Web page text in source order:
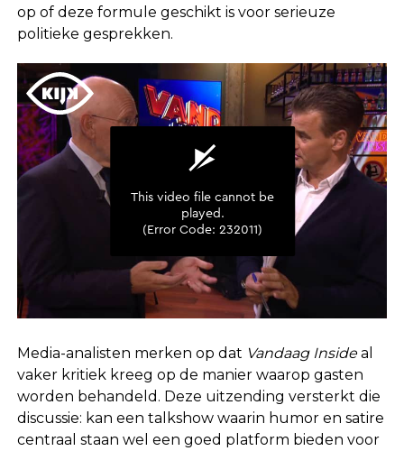
op of deze formule geschikt is voor serieuze
politieke gesprekken.
Media-analisten merken op dat Vandaag Insideal
vaker kritiek kreeg op de manier waarop gasten
worden behandeld. Deze uitzending versterkt die
discussie: kan een talkshow waarin humor en satire
centraal staan wel een goed platform bieden voor